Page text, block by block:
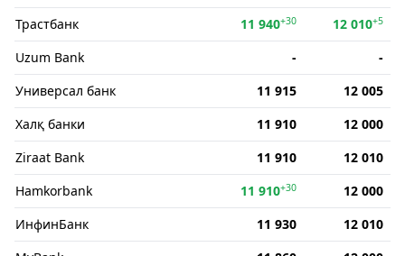
Трастбанк 11 940+30 12 010+5
Uzum Bank -
-
Универсал банк
11 915
12 005
Халқ банки
11 910
12 000
Ziraat Bank
11 910
12 010
Hamkorbank
11 910+30
12 000
ИнфинБанк
11 930
12 010